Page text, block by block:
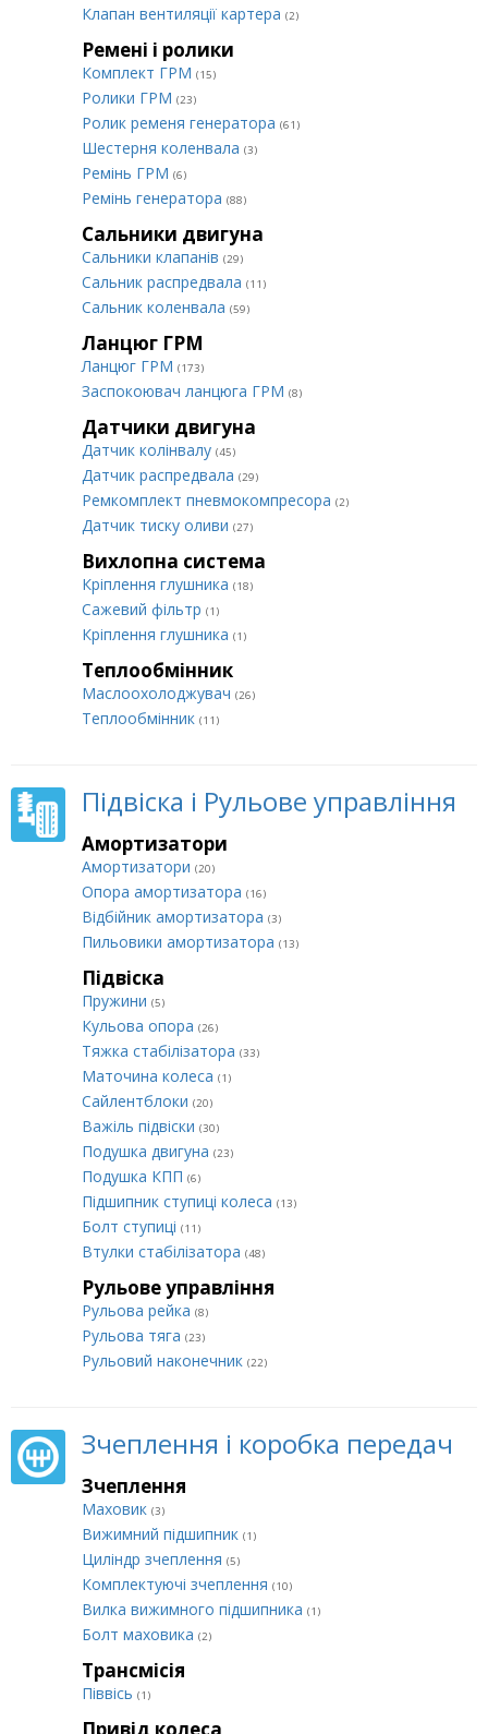
Клапан вентиляції картера (2)
Ремені і ролики
Комплект ГРМ (15)
Ролики ГРМ (23)
Ролик ременя генератора (61)
Шестерня коленвала (3)
Ремінь ГРМ (6)
Ремінь генератора (88)
Сальники двигуна
Сальники клапанів (29)
Сальник распредвала (11)
Сальник коленвала (59)
Ланцюг ГРМ
Ланцюг ГРМ (173)
Заспокоювач ланцюга ГРМ (8)
Датчики двигуна
Датчик колінвалу (45)
Датчик распредвала (29)
Ремкомплект пневмокомпресора (2)
Датчик тиску оливи (27)
Вихлопна система
Кріплення глушника (18)
Сажевий фільтр (1)
Кріплення глушника (1)
Теплообмінник
Маслоохолоджувач (26)
Теплообмінник (11)
Підвіска і Рульове управління
Амортизатори
Амортизатори (20)
Опора амортизатора (16)
Відбійник амортизатора (3)
Пильовики амортизатора (13)
Підвіска
Пружини (5)
Кульова опора (26)
Тяжка стабілізатора (33)
Маточина колеса (1)
Сайлентблоки (20)
Важіль підвіски (30)
Подушка двигуна (23)
Подушка КПП (6)
Підшипник ступиці колеса (13)
Болт ступиці (11)
Втулки стабілізатора (48)
Рульове управління
Рульова рейка (8)
Рульова тяга (23)
Рульовий наконечник (22)
Зчеплення і коробка передач
Зчеплення
Маховик (3)
Вижимний підшипник (1)
Циліндр зчеплення (5)
Комплектуючі зчеплення (10)
Вилка вижимного підшипника (1)
Болт маховика (2)
Трансмісія
Піввісь (1)